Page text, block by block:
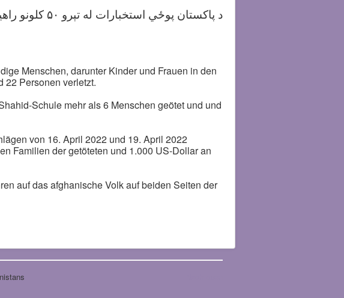
د پاکستان پوځي استخبارات له تېرو ۵۰ کلونو راهیسې د ډیورنډ کرښې دواړو غاړو ته پر افغانانو دا ډول ترهګریز کارونه کوي
Menschen, darunter Kinder und Frauen in den
22 Personen verletzt.
Schule mehr als 6 Menschen geötet und und
von 16. April 2022 und 19. April 2022
Familien der getöteten und 1.000 US-Dollar an
auf das afghanische Volk auf beiden Seiten der